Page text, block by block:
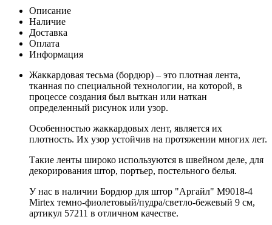
Описание
Наличие
Доставка
Оплата
Информация
Жаккардовая тесьма (бордюр) – это плотная лента,
тканная по специальной технологии, на которой, в
процессе создания был выткан или наткан
определенный рисунок или узор.
Особенностью жаккардовых лент, является их
плотность. Их узор устойчив на протяжении многих лет.
Такие ленты широко используются в швейном деле, для
декорирования штор, портьер, постельного белья.
У нас в наличии Бордюр для штор "Аргайл" M9018-4
Mirtex темно-фиолетовый/пудра/светло-бежевый 9 см,
артикул 57211 в отличном качестве.